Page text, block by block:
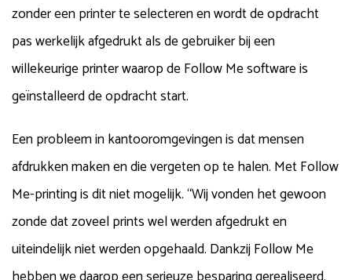
zonder een printer te selecteren en wordt de opdracht
pas werkelijk afgedrukt als de gebruiker bij een
willekeurige printer waarop de Follow Me software is
geïnstalleerd de opdracht start.
Een probleem in kantooromgevingen is dat mensen
afdrukken maken en die vergeten op te halen. Met Follow
Me-printing is dit niet mogelijk. “Wij vonden het gewoon
zonde dat zoveel prints wel werden afgedrukt en
uiteindelijk niet werden opgehaald. Dankzij Follow Me